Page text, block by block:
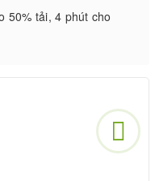
50% tải, 4 phút cho